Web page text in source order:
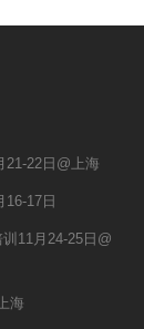
21-22日@上海
16-17日
11月24-25日@
海